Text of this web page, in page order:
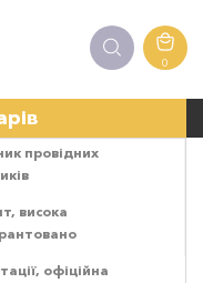
0
провідних
висока
офіційна